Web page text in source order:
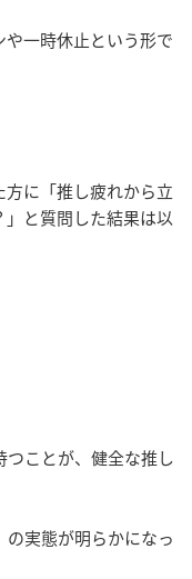
一時休止という形で
方に「推し疲れから立
と質問した結果は以
ことが、健全な推し
実態が明らかになっ